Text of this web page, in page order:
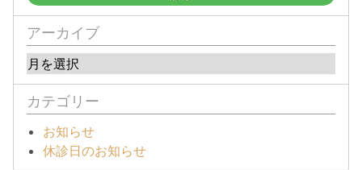
アーカイブ
カテゴリー
お知らせ
休診日のお知らせ